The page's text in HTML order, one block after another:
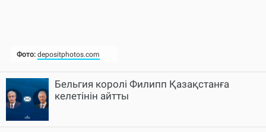
Бельгия королі Филипп Қазақстанға
келетінін айтты